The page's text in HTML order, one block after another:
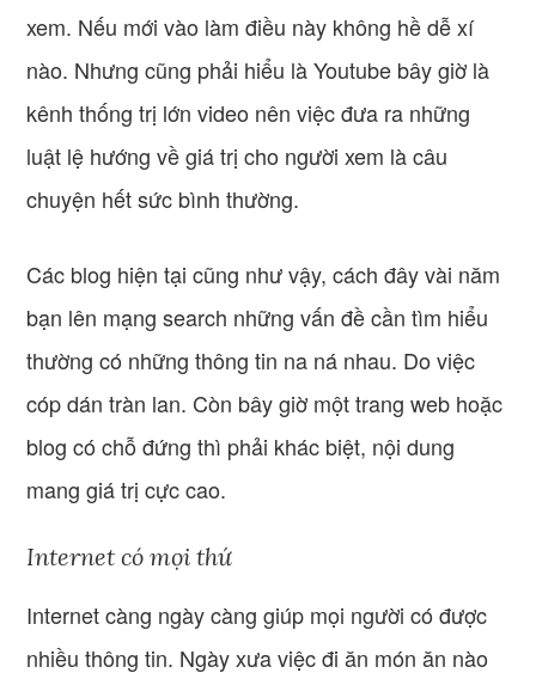
xem. Nếu mới vào làm điều này không hề dễ xí
nào. Nhưng cũng phải hiểu là Youtube bây giờ là
kênh thống trị lớn video nên việc đưa ra những
luật lệ hướng về giá trị cho người xem là câu
chuyện hết sức bình thường.
Các blog hiện tại cũng như vậy, cách đây vài năm
bạn lên mạng search những vấn đề cần tìm hiểu
thường có những thông tin na ná nhau. Do việc
cóp dán tràn lan. Còn bây giờ một trang web hoặc
blog có chỗ đứng thì phải khác biệt, nội dung
mang giá trị cực cao.
Internet có mọi thứ
Internet càng ngày càng giúp mọi người có được
nhiều thông tin. Ngày xưa việc đi ăn món ăn nào